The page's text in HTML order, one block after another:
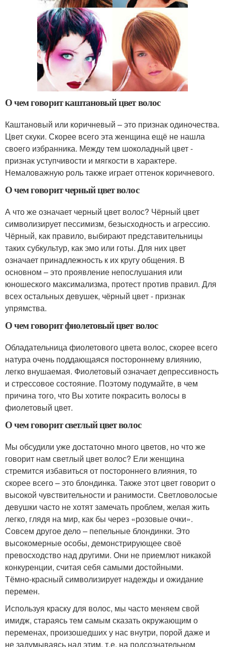
О чем говорит каштановый цвет волос
Каштановый или коричневый – это признак одиночества.
Цвет скуки. Скорее всего эта женщина ещё не нашла
своего избранника. Между тем шоколадный цвет -
признак уступчивости и мягкости в характере.
Немаловажную роль также играет оттенок коричневого.
О чем говорит черный цвет волос
А что же означает черный цвет волос? Чёрный цвет
символизирует пессимизм, безысходность и агрессию.
Чёрный, как правило, выбирают представительницы
таких субкультур, как эмо или готы. Для них цвет
означает принадлежность к их кругу общения. В
основном – это проявление непослушания или
юношеского максимализма, протест против правил. Для
всех остальных девушек, чёрный цвет - признак
упрямства.
О чем говорит фиолетовый цвет волос
Обладательница фиолетового цвета волос, скорее всего
натура очень поддающаяся постороннему влиянию,
легко внушаемая. Фиолетовый означает депрессивность
и стрессовое состояние. Поэтому подумайте, в чем
причина того, что Вы хотите покрасить волосы в
фиолетовый цвет.
О чем говорит светлый цвет волос
Мы обсудили уже достаточно много цветов, но что же
говорит нам светлый цвет волос? Ели женщина
стремится избавиться от постороннего влияния, то
скорее всего – это блондинка. Также этот цвет говорит о
высокой чувствительности и ранимости. Светловолосые
девушки часто не хотят замечать проблем, желая жить
легко, глядя на мир, как бы через «розовые очки».
Совсем другое дело – пепельные блондинки. Это
высокомерные особы, демонстрирующее своё
превосходство над другими. Они не приемлют никакой
конкуренции, считая себя самыми достойными.
Тёмно-красный символизирует надежды и ожидание
перемен.
Используя краску для волос, мы часто меняем свой
имидж, стараясь тем самым сказать окружающим о
переменах, произошедших у нас внутри, порой даже и
не задумываясь над этим, т.е. на подсознательном